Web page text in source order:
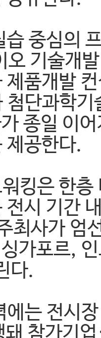
습 중심의
오 기술개
제품개발
첨단과학
종일 이
제공한다.
킹은 한
전시 기간
최사가 엄
가포르,
다.
는 전시